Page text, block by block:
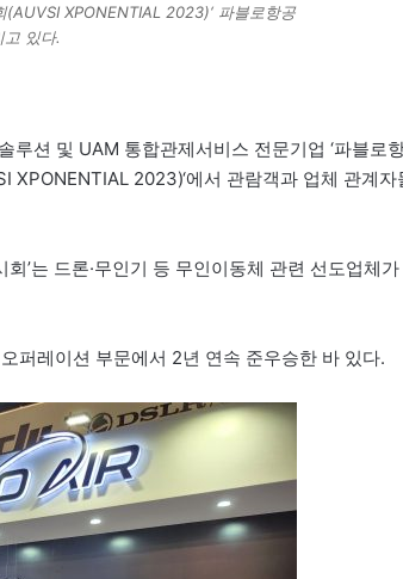
XPONENTIAL 2023)‘ 파블로항공
있다.
루션 및 UAM 통합관제서비스 전문기업 ‘파블로
XPONENTIAL 2023)‘에서 관람객과 업체 관계자
’는 드론·무인기 등 무인이동체 관련 선도업체가
퍼레이션 부문에서 2년 연속 준우승한 바 있다.